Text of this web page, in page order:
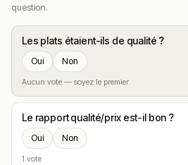
question.
Les plats étaient-ils de qualité ?
Oui Non
Aucun vote — soyez le premier
Le rapport qualité/prix est-il bon ?
Oui Non
1 vote